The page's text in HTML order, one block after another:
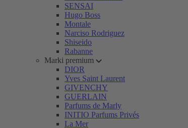
SENSAI
Hugo Boss
Montale
Narciso Rodriguez
Shiseido
Rabanne
Marki premium
DIOR
Yves Saint Laurent
GIVENCHY
GUERLAIN
Parfums de Marly
INITIO Parfums Privés
La Mer